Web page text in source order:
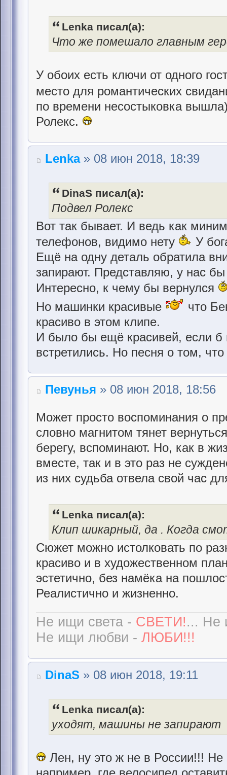
Lenka писал(а):
Что же помешало главным
У обоих есть ключи от одного
место для романтических
по времени несостыковка
Ролекс.
Lenka» 08 июн 2018, 18:39
DinaS писал(а):
Подвел Ролекс
Вот так бывает. И ведь как
телефонов, видимо нету
У
Ещё на одну деталь обратила
запирают. Представляю, у нас
Интересно, к чему бы вернулся
Но машинки красивые
что
красиво в этом клипе.
И было бы ещё красивей, если б
встретились. Но песня о том,
Певунья » 08 июн 2018, 18:56
Может просто воспоминания о
словно магнитом тянет
берегу, вспоминают. Но, как в
вместе, так и в это раз не
из них судьба отвела свой час
Lenka писал(а):
Клип шикарный, да . Когда
Сюжет можно истолковать по
красиво и в художественном
эстетично, без намёка на
Реалистично и жизненно.
Не ищи света - СВЕТИ!... Не
Не ищи любви - ЛЮБИ!!!
DinaS » 08 июн 2018, 19:11
Lenka писал(а):
уходят, машины не запирают
Лен, ну это ж не в России!!!